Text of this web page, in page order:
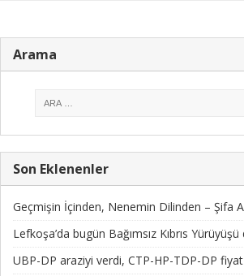
Arama
Son Eklenenler
Geçmişin İçinden, Nenemin Dilinden – Şifa
Lefkoşa’da bugün Bağımsız Kıbrıs
UBP-DP araziyi verdi, CTP-HP-TDP-DP fiyat